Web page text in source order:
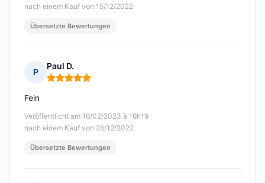
nach einem Kauf von 15/12/2022
Übersetzte Bewertungen
P
Paul D.
Hinweis: 5 von 5
Veröffentlicht am 16/02/2023 à 16h19
nach einem Kauf von 26/12/2022
Fein
Übersetzte Bewertungen